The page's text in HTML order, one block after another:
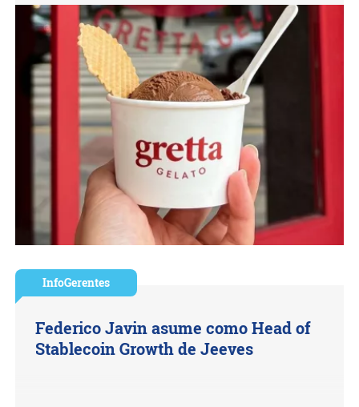
InfoGerentes
Federico Javin asume como Head of
Stablecoin Growth de Jeeves